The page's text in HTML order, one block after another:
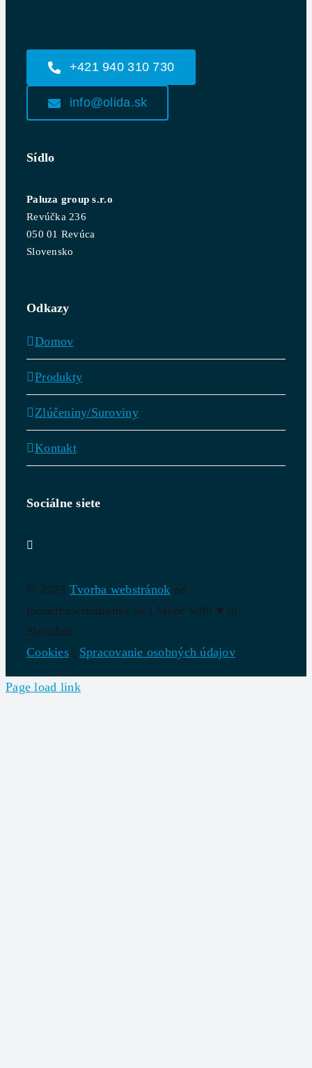
+421 940 310 730
info@olida.sk
Sídlo
Paluza group s.r.o
Revúčka 236
050 01 Revúca
Slovensko
Odkazy
Domov
Produkty
Zlúčeniny/Suroviny
Kontakt
Sociálne siete
© 2025 Tvorba webstránok od
modernewebstranky.sk | Made with ♥ in
Slovakia
Cookies | Spracovanie osobných údajov
Page load link